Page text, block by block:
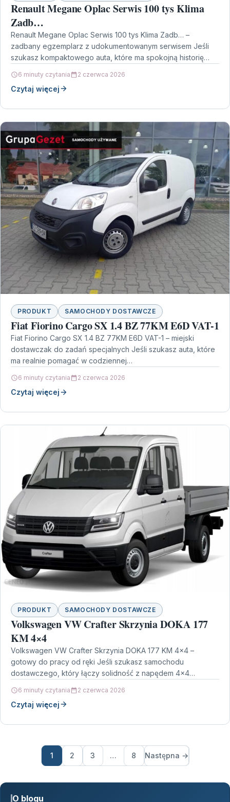
Renault Megane Oplac Serwis 100 tys Klima
Zadb…
Renault Megane Oplac Serwis 100 tys Klima Zadb… –
zadbany egzemplarz z udokumentowanym serwisem Jeśli
szukasz kompaktowego auta, które ma spokojną historię
6 minuty czytania 2 czerwca 2026
Czytaj więcej
PRODUKT SAMOCHODY DOSTAWCZE
Fiat Fiorino Cargo SX 1.4 BZ 77KM E6D VAT-1
Fiat Fiorino Cargo SX 1.4 BZ 77KM E6D VAT-1 – miejski
dostawczak do zadań specjalnych Jeśli szukasz auta, które
ma realnie pomagać w codziennej…
6 minuty czytania 2 czerwca 2026
Czytaj więcej
PRODUKT SAMOCHODY DOSTAWCZE
Volkswagen VW Crafter Skrzynia DOKA 177
KM 4×4
Volkswagen VW Crafter Skrzynia DOKA 177 KM 4×4 –
gotowy do pracy od ręki Jeśli szukasz samochodu
dostawczego, który łączy solidność z napędem 4×4…
6 minuty czytania 2 czerwca 2026
Czytaj więcej
1 2 3 … 8 Następna →
O blogu